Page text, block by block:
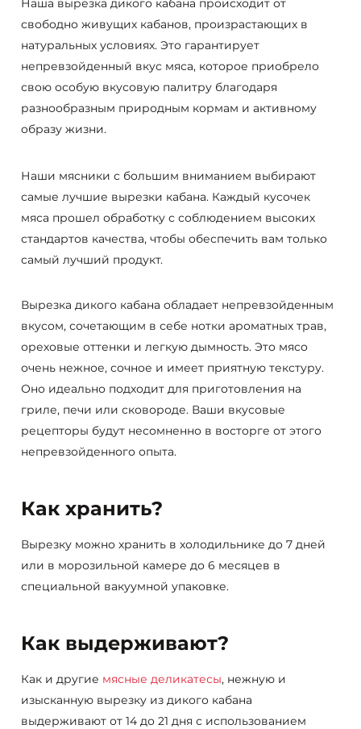
Наша вырезка дикого кабана происходит от
свободно живущих кабанов, произрастающих в
натуральных условиях. Это гарантирует
непревзойденный вкус мяса, которое приобрело
свою особую вкусовую палитру благодаря
разнообразным природным кормам и активному
образу жизни.
Наши мясники с большим вниманием выбирают
самые лучшие вырезки кабана. Каждый кусочек
мяса прошел обработку с соблюдением высоких
стандартов качества, чтобы обеспечить вам только
самый лучший продукт.
Вырезка дикого кабана обладает непревзойденным
вкусом, сочетающим в себе нотки ароматных трав,
ореховые оттенки и легкую дымность. Это мясо
очень нежное, сочное и имеет приятную текстуру.
Оно идеально подходит для приготовления на
гриле, печи или сковороде. Ваши вкусовые
рецепторы будут несомненно в восторге от этого
непревзойденного опыта.
Как хранить?
Вырезку можно хранить в холодильнике до 7 дней
или в морозильной камере до 6 месяцев в
специальной вакуумной упаковке.
Как выдерживают?
Как и другие мясные деликатесы, нежную и
изысканную вырезку из дикого кабана
выдерживают от 14 до 21 дня с использованием